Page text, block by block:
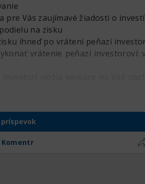
pre Vás zaujímavé žiadosti o
na zisku
ihneď po vrátení peňazí
vrátenie peňazí investorovi:
Komentr